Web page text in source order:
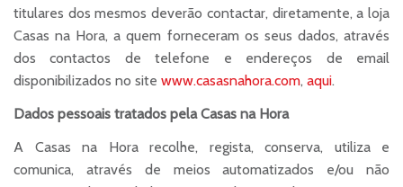
titulares dos mesmos deverão contactar, diretamente, a loja
Casas na Hora, a quem forneceram os seus dados, através
dos contactos de telefone e endereços de email
disponibilizados no site www.casasnahora.com, aqui.
Dados pessoais tratados pela Casas na Hora
A Casas na Hora recolhe, regista, conserva, utiliza e
comunica, através de meios automatizados e/ou não